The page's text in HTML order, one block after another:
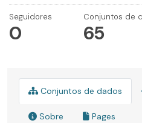
Seguidores
0
Conjuntos de
65
Conjuntos de dados
Sobre Pages